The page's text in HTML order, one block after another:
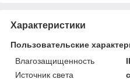
Характеристики
Пользовательские
Влагозащищенность
Источник света